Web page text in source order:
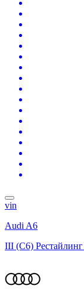
vin
Audi A6
III (C6) Рестайлинг